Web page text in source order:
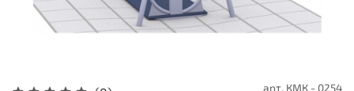
арт. КМК - 0254